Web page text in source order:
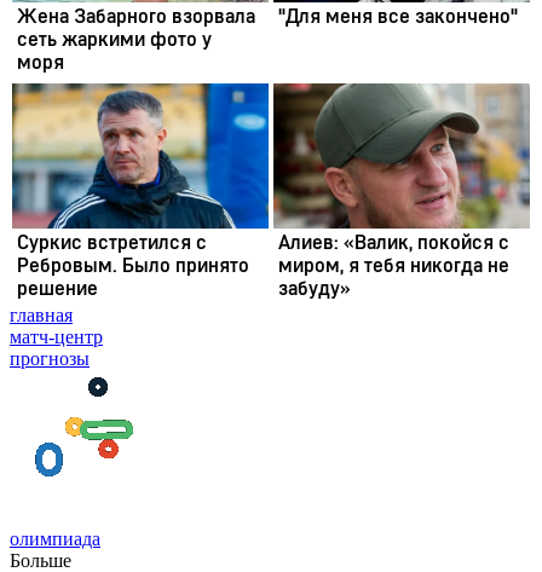
главная
матч-центр
прогнозы
олимпиада
Больше